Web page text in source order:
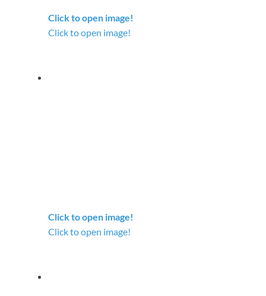
Click to open image!
Click to open image!
Click to open image!
Click to open image!